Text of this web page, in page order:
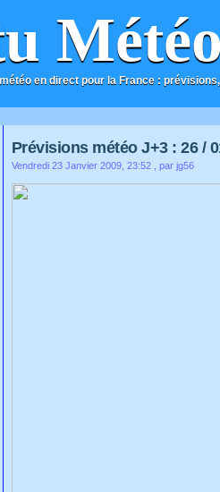
en direct pour la France :
Prévisions météo J+3 : 26 /
Vendredi 23 Janvier 2009, 23:52 , par jg56